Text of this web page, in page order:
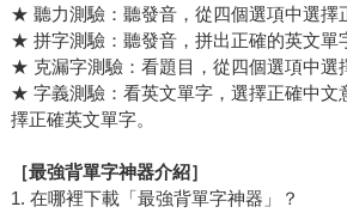
★ 聽力測驗：聽發音，從四個選項中選擇
★ 拼字測驗：聽發音，拼出正確的英文單
★ 克漏字測驗：看題目，從四個選項中選
★ 字義測驗：看英文單字，選擇正確中文
擇正確英文單字。
［最強背單字神器介紹］
1. 在哪裡下載「最強背單字神器」？